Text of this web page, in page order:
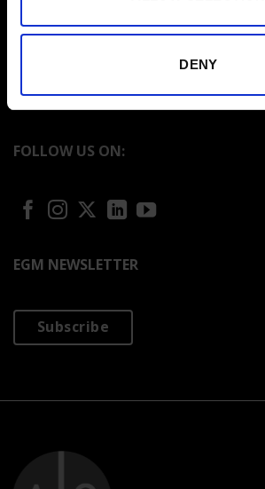
DENY
EXPO GALLERY
AUDIOVISUAL PRODUCTION
BLOG
FOLLOW US ON:
EGM NEWSLETTER
Subscribe